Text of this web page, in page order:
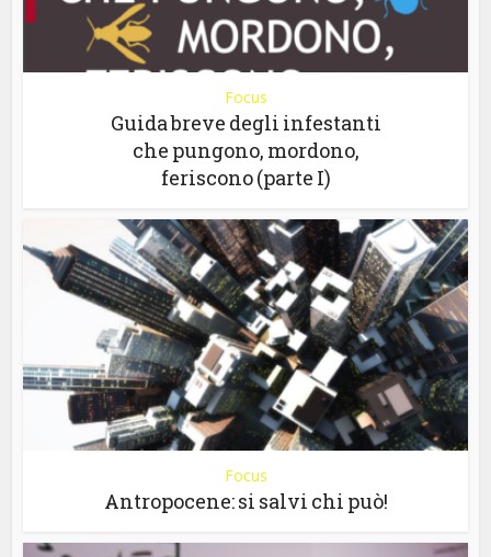
Focus
Guida breve degli infestanti
che pungono, mordono,
feriscono (parte I)
Focus
Antropocene: si salvi chi può!